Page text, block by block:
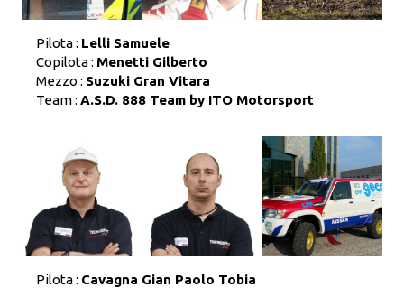
Pilota : Lelli Samuele
Copilota : Menetti Gilberto
Mezzo : Suzuki Gran Vitara
Team : A.S.D. 888 Team by ITO Motorsport
Pilota : Cavagna Gian Paolo Tobia